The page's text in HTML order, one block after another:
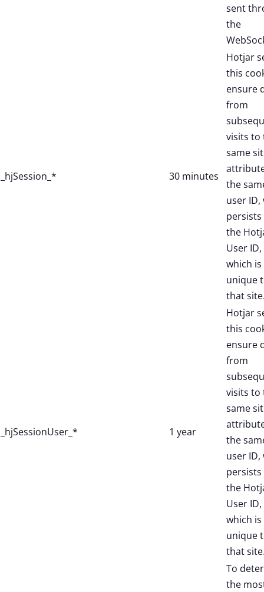
sent
the
_hjSession_* 30 minutes
Hotjar
this
ensure
from
visits to
same
the
user ID,
persists
the
User ID,
which is
unique
that
_hjSessionUser_* 1 year
Hotjar
this
ensure
from
visits to
same
the
user ID,
persists
the
User ID,
which is
unique
that
To
the